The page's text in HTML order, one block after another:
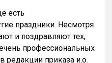
есть
праздники. Несмотря
и поздравляют тех,
профессиональных
редакции приказа и.о.